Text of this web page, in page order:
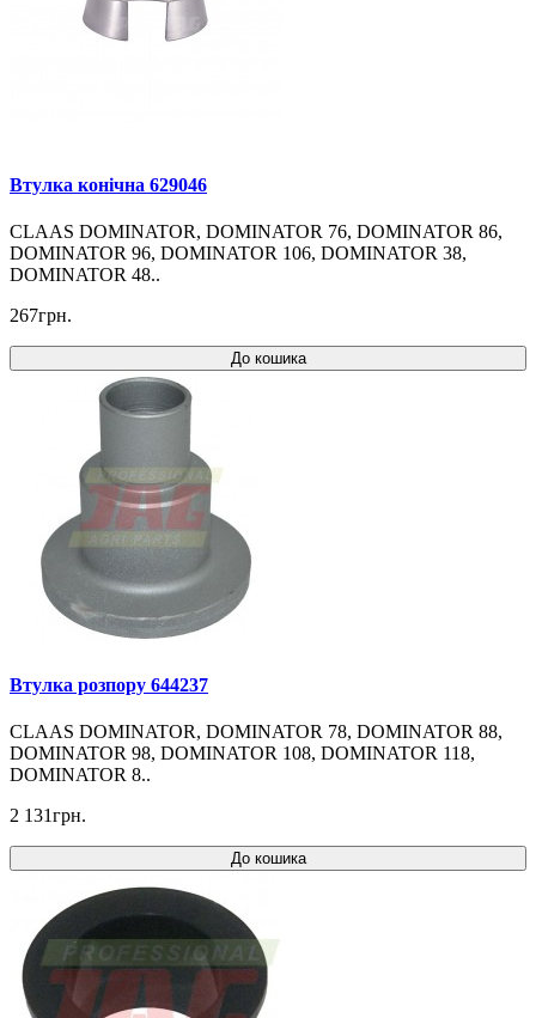
Втулка конічна 629046
CLAAS DOMINATOR, DOMINATOR 76, DOMINATOR 86,
DOMINATOR 96, DOMINATOR 106, DOMINATOR 38,
DOMINATOR 48..
267грн.
До кошика
Втулка розпору 644237
CLAAS DOMINATOR, DOMINATOR 78, DOMINATOR 88,
DOMINATOR 98, DOMINATOR 108, DOMINATOR 118,
DOMINATOR 8..
2 131грн.
До кошика